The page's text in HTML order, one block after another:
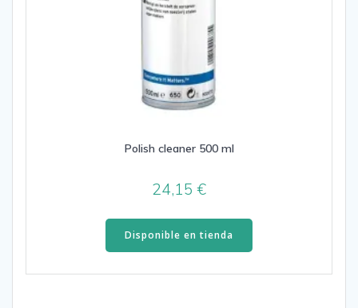
Polish cleaner 500 ml
24,15€
Disponible en tienda